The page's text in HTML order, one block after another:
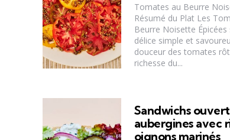
Tomates au Beurre
Résumé du Plat Les
Beurre Noisette Épicées
délice simple et
douceur des tomates
richesse du...
Sandwichs
aubergines avec
oignons marinés